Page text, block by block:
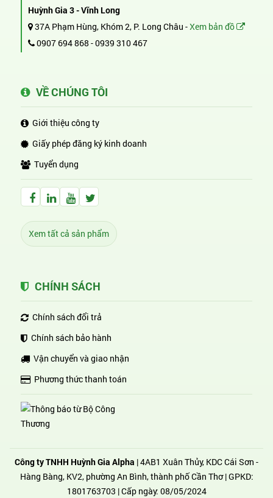
Huỳnh Gia 3 - Vĩnh Long
37A Phạm Hùng, Khóm 2, P. Long Châu -Xem bản đồ
0907 694 868 -0939 310 467
VỀ CHÚNG TÔI
Giới thiệu công ty
Giấy phép đăng ký kinh doanh
Tuyển dụng
Facebook Huỳnh Gia Alpha
LinkedIn Huỳnh Gia Alpha
YouTube Huỳnh Gia Alpha
Twitter Huỳnh Gia Alpha
Xem tất cả sản phẩm
CHÍNH SÁCH
Chính sách đổi trả
Chính sách bảo hành
Vận chuyển và giao nhận
Phương thức thanh toán
Công ty TNHH Huỳnh Gia Alpha | 4AB1 Xuân Thủy, KDC Cái Sơn -
Hàng Bàng, KV2, phường An Bình, thành phố Cần Thơ | GPKD:
1801763703 | Cấp ngày: 08/05/2024